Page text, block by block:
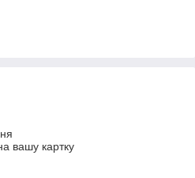
вашу картку